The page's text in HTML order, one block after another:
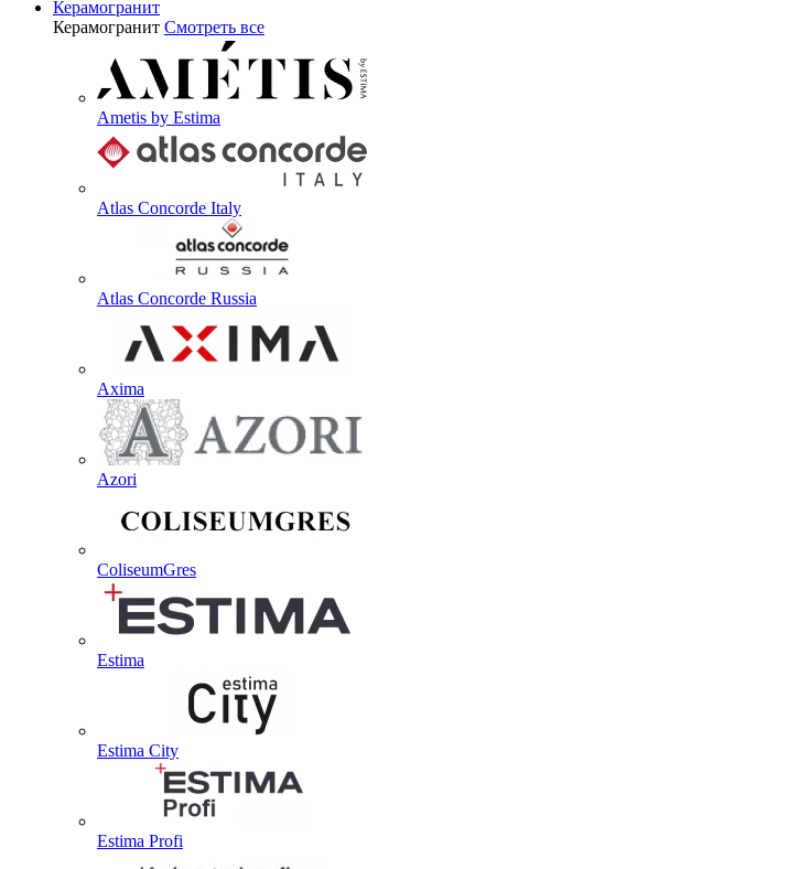
Керамогранит
Керамогранит Смотреть все
Ametis by Estima
Atlas Concorde Italy
Atlas Concorde Russia
Axima
Azori
ColiseumGres
Estima
Estima City
Estima Profi